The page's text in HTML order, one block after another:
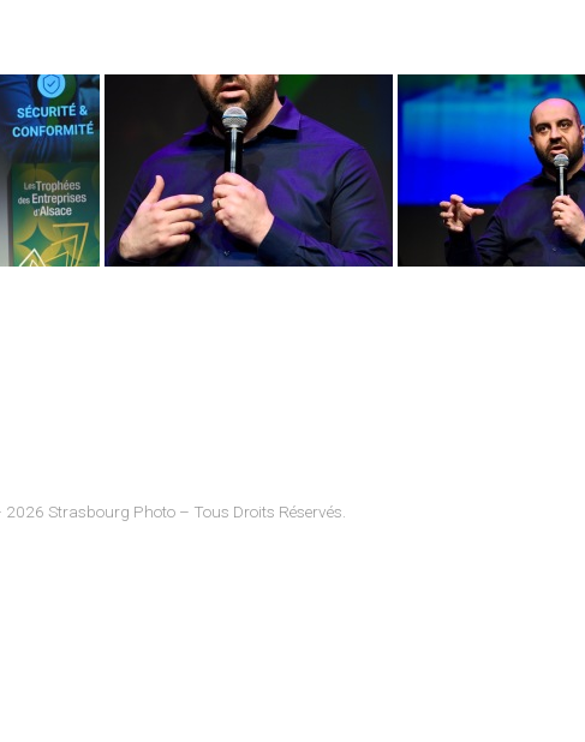
Strasbourg Photo – Tous Droits Réservés.